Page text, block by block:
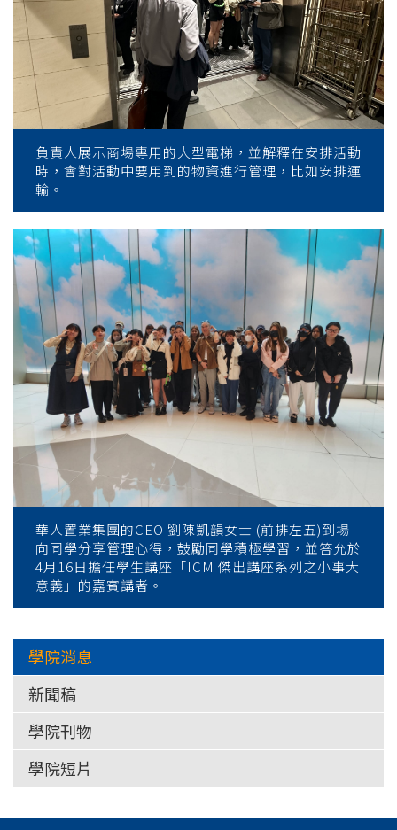
負責人展示商場專用的大型電梯，並解釋在安排活動
時，會對活動中要用到的物資進行管理，比如安排運
輸。
華人置業集團的CEO 劉陳凱韻女士 (前排左五)到場
向同學分享管理心得，鼓勵同學積極學習，並答允於
4月16日擔任學生講座「ICM 傑出講座系列之小事大
意義」的嘉賓講者。
學院消息
新聞稿
學院刊物
學院短片